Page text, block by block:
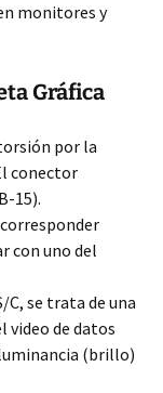
monitores y
Gráfica
por la
conector
15).
con uno del
se trata de una
video de datos
(brillo)